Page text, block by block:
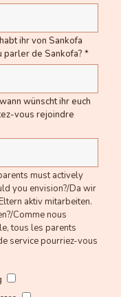
ihr von Sankofa
parler de Sankofa? *
wünscht ihr euch
vous rejoindre
must actively
you envision?/Da wir
aktiv mitarbeiten.
Comme nous
tous les parents
service pourriez-vous